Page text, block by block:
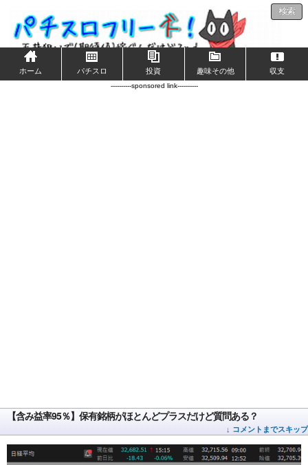
検索
ホーム パチスロ 投資 趣味その他 収支
----------sponsored link----------
【含み益率95％】保有銘柄がほとんどプラスだけど質問ある？
↓ コメントまでスキップ